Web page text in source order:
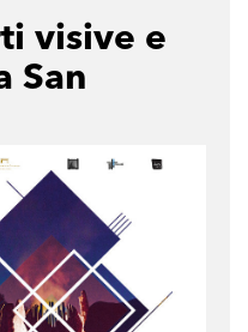
visive e
San